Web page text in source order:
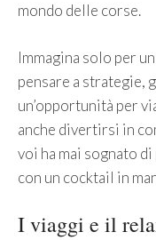
mondo delle corse.
Immagina solo per
pensare a strategie,
un’opportunità per
anche divertirsi in
voi ha mai sognato di
con un cocktail in
I viaggi e il